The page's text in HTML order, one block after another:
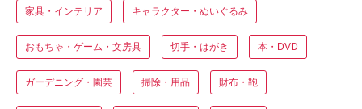
家具・インテリア キャラクター・ぬいぐるみ
おもちゃ・ゲーム・文房具 切手・はがき 本・DVD
ガーデニング・園芸 掃除・用品 財布・鞄